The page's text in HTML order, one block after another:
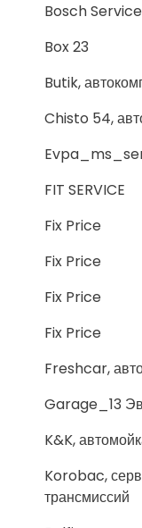
Bosch Service
Box 23
Butik,
Chisto 54,
FIT SERVICE
Fix Price
Fix Price
Fix Price
Fix Price
Freshcar,
Garage_13
K&K,
Korobac,
трансмиссий